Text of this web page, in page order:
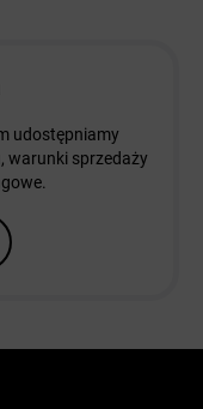
udostępniamy
warunki sprzedaży